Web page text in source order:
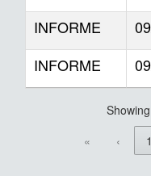
INFORME
INFORME
«
‹ 1